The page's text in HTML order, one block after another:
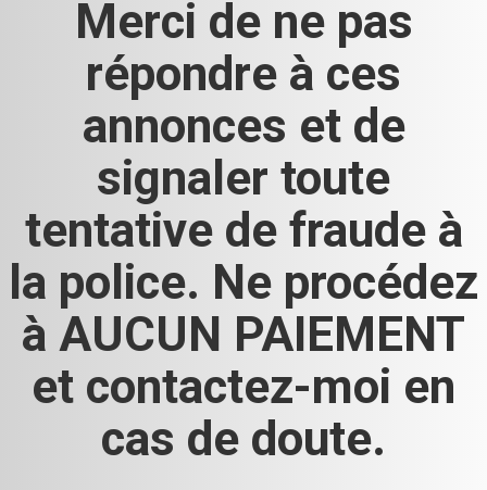
Merci de ne pas
répondre à ces
annonces et de
signaler toute
tentative de fraude à
la police. Ne procédez
à AUCUN PAIEMENT
et contactez-moi en
cas de doute.